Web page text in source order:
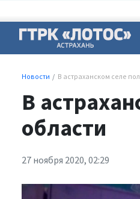
Новости В астраханском селе
В
области
27 ноября 2020, 02:29